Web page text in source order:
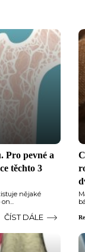
Pro pevné a
těchto 3
nějaké
ČÍST DÁLE